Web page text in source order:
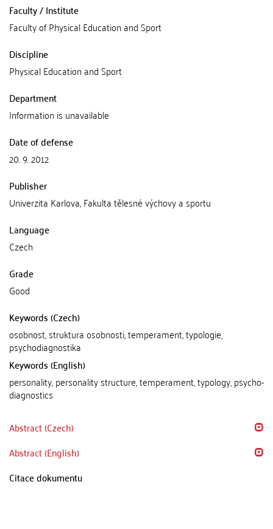
Faculty / Institute
Faculty of Physical Education and Sport
Discipline
Physical Education and Sport
Department
Information is unavailable
Date of defense
20. 9. 2012
Publisher
Univerzita Karlova, Fakulta tělesné výchovy a sportu
Language
Czech
Grade
Good
Keywords (Czech)
osobnost, struktura osobnosti, temperament, typologie,
psychodiagnostika
Keywords (English)
personality, personality structure, temperament, typology, psycho-
diagnostics
Abstract (Czech)
Abstract (English)
Citace dokumentu